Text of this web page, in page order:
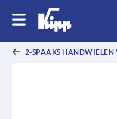
2-SPAAKS